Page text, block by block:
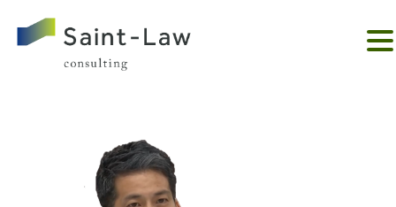
。。。。。。。。。。。。。